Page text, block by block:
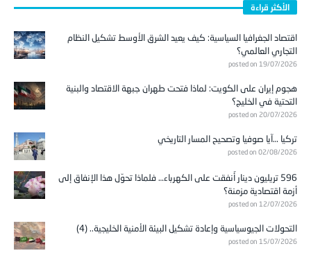
الأكثر قراءة
اقتصاد الجغرافيا السياسية: كيف يعيد الشرق الأوسط تشكيل النظام
التجاري العالمي؟
posted on 19/07/2026
هجوم إيران على الكويت: لماذا فتحت طهران جبهة الاقتصاد والبنية
التحتية في الخليج؟
posted on 20/07/2026
تركيا …آيا صوفيا وتصحيح المسار التاريخي
posted on 02/08/2026
596 تريليون دينار أُنفقت على الكهرباء… فلماذا تحوّل هذا الإنفاق إلى
أزمة اقتصادية مزمنة؟
posted on 12/07/2026
التحولات الجيوسياسية وإعادة تشكيل البيئة الأمنية الخليجية.. (4)
posted on 15/07/2026